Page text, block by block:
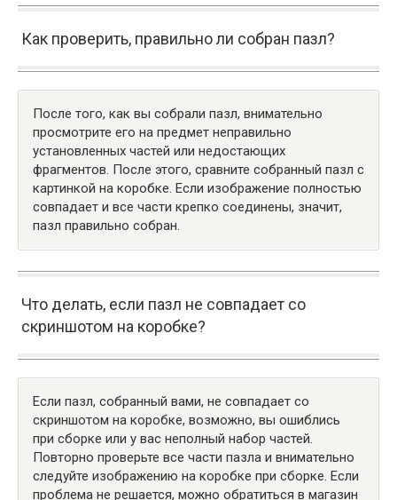
Как проверить, правильно ли собран пазл?
После того, как вы собрали пазл, внимательно
просмотрите его на предмет неправильно
установленных частей или недостающих
фрагментов. После этого, сравните собранный пазл с
картинкой на коробке. Если изображение полностью
совпадает и все части крепко соединены, значит,
пазл правильно собран.
Что делать, если пазл не совпадает со
скриншотом на коробке?
Если пазл, собранный вами, не совпадает со
скриншотом на коробке, возможно, вы ошиблись
при сборке или у вас неполный набор частей.
Повторно проверьте все части пазла и внимательно
следуйте изображению на коробке при сборке. Если
проблема не решается, можно обратиться в магазин